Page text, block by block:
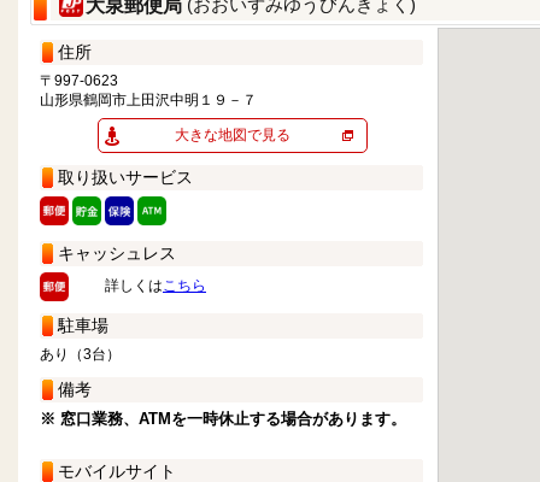
大泉郵便局 (おおいずみゆうびんきょく)
住所
〒997-0623
山形県鶴岡市上田沢中明１９－７
大きな地図で見る
取り扱いサービス
キャッシュレス
詳しくはこちら
駐車場
あり（3台）
備考
※ 窓口業務、ATMを一時休止する場合があります。
モバイルサイト